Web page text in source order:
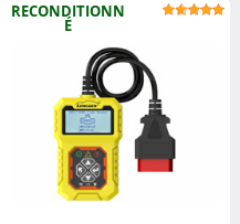
RECONDITIONN
É